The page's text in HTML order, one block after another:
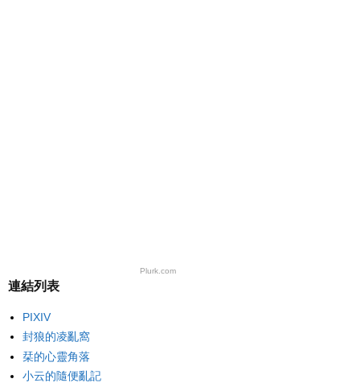
Plurk.com
連結列表
PIXIV
封狼的凌亂窩
栞的心靈角落
小云的隨便亂記